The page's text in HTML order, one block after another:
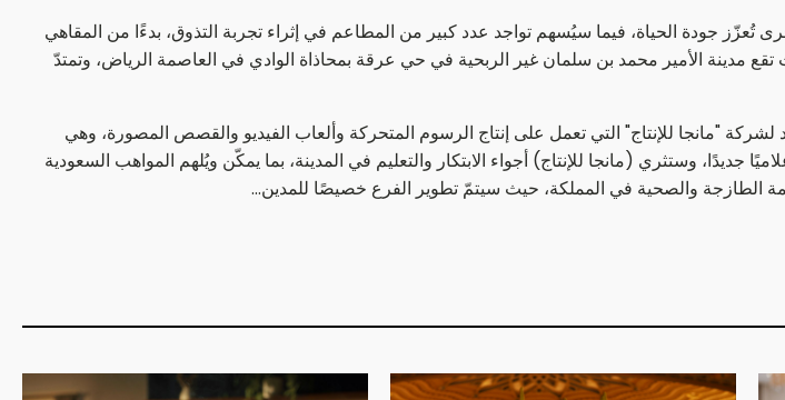
جودة الحياة، فيما سيُسهم تواجد عدد كبير من المطاعم في إثراء تجربة التذوق، بدءًا من المقاهي
تقع مدينة الأمير محمد بن سلمان غير الربحية في حي عرقة بمحاذاة الوادي في العاصمة الرياض، وتمتدّ
"مانجا للإنتاج" التي تعمل على إنتاج الرسوم المتحركة وألعاب الفيديو والقصص المصورة، وهي
وستثري (مانجا للإنتاج) أجواء الابتكار والتعليم في المدينة، بما يمكّن ويُلهم المواهب السعودية
الطازجة والصحية في المملكة، حيث سيتمّ تطوير الفرع خصيصًا للمدين…